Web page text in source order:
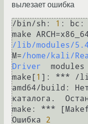
вылезает ошибка
/ bin/sh: 1 : bc:
make ARCH =
/lib/modules/
M=/home/kali/
Driver
  modules
make[ 1 ]: *** /
amd64/ build:
make:
***
Ошибка 2